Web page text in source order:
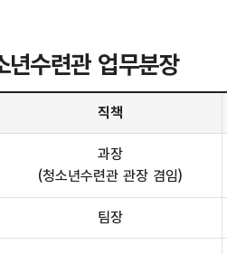
년수련관 업무분장
직책
과장
(청소년수련관 관장 겸임)
팀장